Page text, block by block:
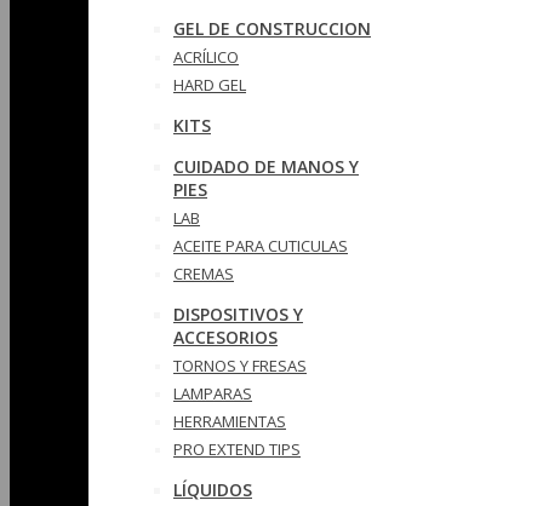
GEL DE CONSTRUCCION
ACRÍLICO
HARD GEL
KITS
CUIDADO DE MANOS Y
PIES
LAB
ACEITE PARA CUTICULAS
CREMAS
DISPOSITIVOS Y
ACCESORIOS
TORNOS Y FRESAS
LAMPARAS
HERRAMIENTAS
PRO EXTEND TIPS
LÍQUIDOS